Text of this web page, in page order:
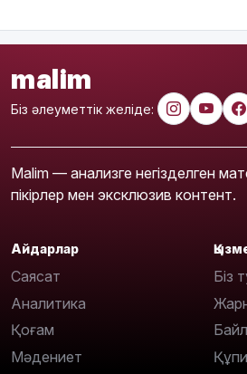
malim
Біз әлеуметтік желіде:
Malim — анализге негізделген
пікірлер мен эксклюзив контент.
Айдарлар
Саясат
Аналитика
Қоғам
Мәдениет
Біз